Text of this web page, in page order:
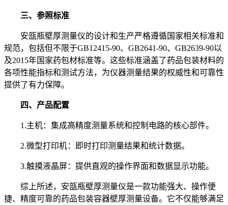
三、参照标准
安瓿瓶壁厚测量仪的设计和生产严格遵循国家相关标准和
规范，包括但不限于GB12415-90、GB2641-90、GB2639-90以
及2015年国家药包材标准等。这些标准涵盖了药品包装材料的
各项性能指标和测试方法，为仪器测量结果的权威性和可靠性
提供了有力保障。
四、产品配置
1.主机：集成高精度测量系统和控制电路的核心部件。
2.微型打印机：即时打印测量结果和统计数据。
3.触摸液晶屏：提供直观的操作界面和数据显示功能。
综上所述，安瓿瓶壁厚测量仪是一款功能强大、操作便
捷、精度可靠的药品包装容器壁厚测量设备。它不仅能够满足